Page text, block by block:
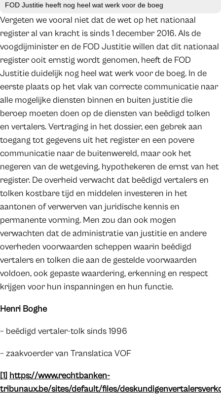
FOD Justitie heeft nog heel wat werk voor de boeg
Vergeten we vooral niet dat de wet op het nationaal
register al van kracht is sinds 1 december 2016. Als de
voogdijminister en de FOD Justitie willen dat dit nationaal
register ooit ernstig wordt genomen, heeft de FOD
Justitie duidelijk nog heel wat werk voor de boeg. In de
eerste plaats op het vlak van correcte communicatie naar
alle mogelijke diensten binnen en buiten justitie die
beroep moeten doen op de diensten van beëdigd tolken
en vertalers. Vertraging in het dossier, een gebrek aan
toegang tot gegevens uit het register en een povere
communicatie naar de buitenwereld, maar ook het
negeren van de wetgeving, hypothekeren de ernst van het
register. De overheid verwacht dat beëdigd vertalers en
tolken kostbare tijd en middelen investeren in het
aantonen of verwerven van juridische kennis en
permanente vorming. Men zou dan ook mogen
verwachten dat de administratie van justitie en andere
overheden voorwaarden scheppen waarin beëdigd
vertalers en tolken die aan de gestelde voorwaarden
voldoen, ook gepaste waardering, erkenning en respect
krijgen voor hun inspanningen en hun functie.
Henri Boghe
– beëdigd vertaler-tolk sinds 1996
– zaakvoerder van Translatica VOF
[1] https://www.rechtbanken-
tribunaux.be/sites/default/files/